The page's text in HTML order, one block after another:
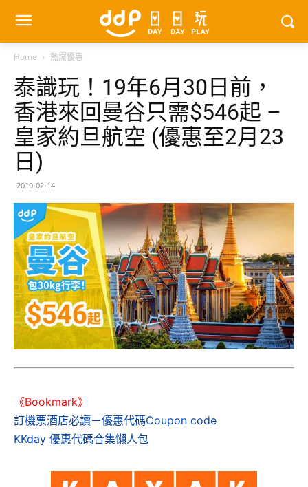
Home 熱爆優惠
泰識玩！19年6月30日前，
香港來回曼谷只需$546起 –
皇家約旦航空 (優惠至2月23
日)
2019-02-14
《Bookmark》
訂機票酒店必讀－優惠代碼Coupon code
KKday 優惠代碼合集懶人包